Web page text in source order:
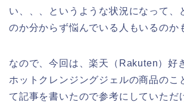
い、、、というような状況になって、
のか分からず悩んでいる人もいるのか
なので、今回は、楽天（Rakuten）好
ホットクレンジングジェルの商品のこ
て記事を書いたので参考にしていただ